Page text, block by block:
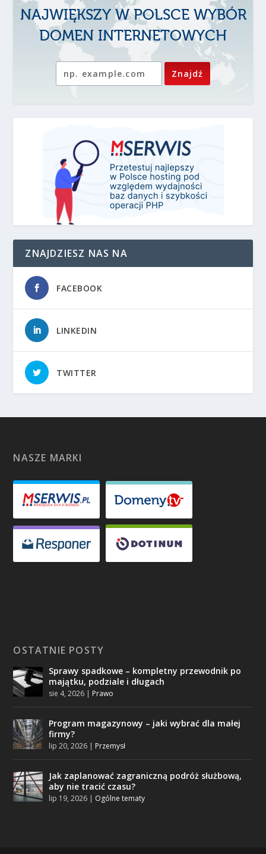
NAJWIĘKSZY W POLSCE WYBÓR
DOMEN INTERNETOWYCH
ZNAJDZIESZ NAS NA
FACEBOOK
LINKEDIN
TWITTER
NASZE MARKI
OSTATNIE POSTY
Sprawy spadkowe – kompletny przewodnik po
majątku, podziale i długach
sie 4, 2026 | Prawo
Program magazynowy – jaki wybrać dla małej
firmy?
lip 20, 2026 | Przemysł
Jak zaplanować zagraniczną podróż służbową,
aby nie tracić czasu?
lip 19, 2026 | Ogólne tematy